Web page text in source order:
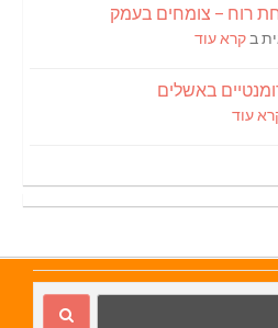
רוח – צומחים בעמק
ב קרא עוד
באשלים
עוד